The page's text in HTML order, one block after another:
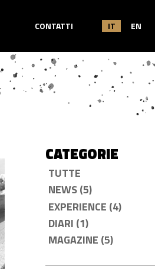
CONTATTI IT EN
CATEGORIE
TUTTE
NEWS (5)
EXPERIENCE (4)
DIARI (1)
MAGAZINE (5)